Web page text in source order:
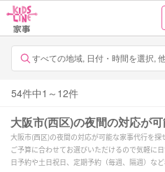
すべての地域, 日付・時間を選択,
54件中1 ～ 12件
大阪市(西区)の夜間の対応が
大阪市(西区)の夜間の対応が可能な家事代行を
ご予算に合わせてお選びいただけるので気軽に
日予約や土日祝日、定期予約（毎週、隔週）な